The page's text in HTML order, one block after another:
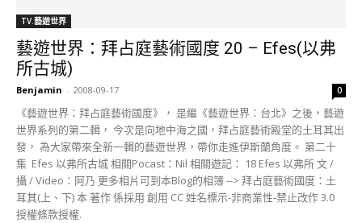
TV.藝遊世界
藝遊世界：拜占庭藝術國度 20 – Efes(以弗
所古城)
Benjamin - 2008-09-17 0
《藝遊世界：拜占庭藝術國度》， 是繼《藝遊世界：台北》之後，藝遊
世界系列的第二輯， 今次是向地中海之國，拜占庭藝術殿堂的土耳其出
發， 為大家帶來全新一輯的藝遊世界，帶你走進伊斯蘭角度。 第二十
集 Efes 以弗所古城 相關Pocast：Nil 相關遊記： 18 Efes 以弗所 文 /
攝 / Video：阿乃 更多相片可到本Blog的相簿 --> 拜占庭藝術國度：土
耳其(上、下) 本 著作 係採用 創用 CC 姓名標示-非商業性-禁止改作 3.0
授權條款授權.